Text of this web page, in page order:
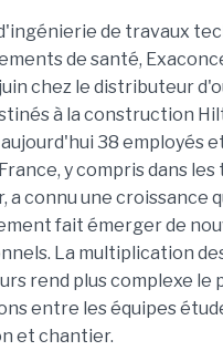
de travaux
de santé,
chez le distributeur
à la construction
38 employés
y compris dans
a connu une croissance
fait émerger de
La multiplication
rend plus complexe le
entre les équipes
et chantier.